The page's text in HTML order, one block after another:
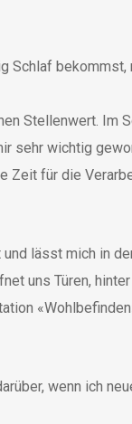
Schlaf bekommst,
Stellenwert. Im
sehr wichtig
Zeit für die
lässt mich in
uns Türen,
wenn ich